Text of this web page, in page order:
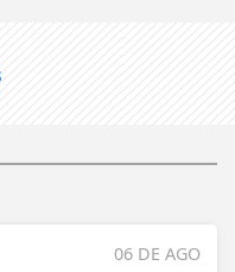
06 DE AGO